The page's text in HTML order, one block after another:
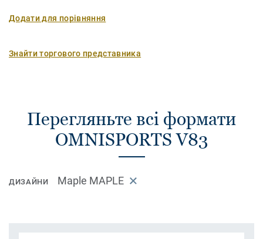
Додати для порівняння
Знайти торгового представника
Перегляньте всі формати
OMNISPORTS V83
ДИЗАЙНИ Maple MAPLE